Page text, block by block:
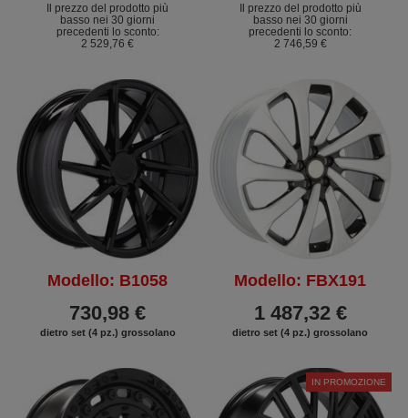
Il prezzo del prodotto più
basso nei 30 giorni
precedenti lo sconto:
2 529,76 €
Il prezzo del prodotto più
basso nei 30 giorni
precedenti lo sconto:
2 746,59 €
Modello: B1058
730,98 €
dietro set (4 pz.) grossolano
Modello: FBX191
1 487,32 €
dietro set (4 pz.) grossolano
IN PROMOZIONE